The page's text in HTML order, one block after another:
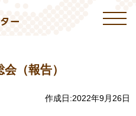
（報告）
作成日:2022年9月26日